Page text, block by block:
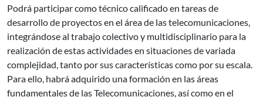
Podrá participar como técnico calificado en tareas de
desarrollo de proyectos en el área de las telecomunicaciones,
integrándose al trabajo colectivo y multidisciplinario para la
realización de estas actividades en situaciones de variada
complejidad, tanto por sus características como por su escala.
Para ello, habrá adquirido una formación en las áreas
fundamentales de las Telecomunicaciones, así como en el